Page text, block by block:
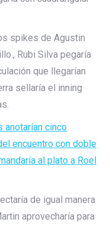
spikes de Agustin
Rubi Silva pegaría
que llegarían
sellaría el inning
anotarían cinco
encuentro con doble
al plato a Roel
de igual manera
aprovecharía para